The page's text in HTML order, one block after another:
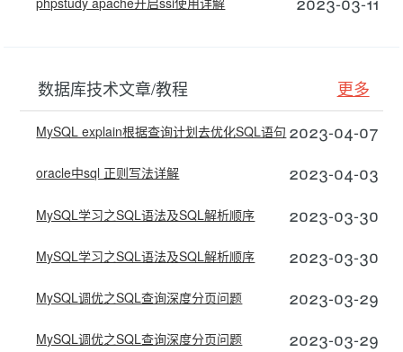
数据库技术文章/教程 更多
MySQL explain根据查询计划去优化SQL语句 2023-04-07
oracle中sql 正则写法详解 2023-04-03
MySQL学习之SQL语法及SQL解析顺序 2023-03-30
MySQL学习之SQL语法及SQL解析顺序 2023-03-30
MySQL调优之SQL查询深度分页问题 2023-03-29
MySQL调优之SQL查询深度分页问题 2023-03-29